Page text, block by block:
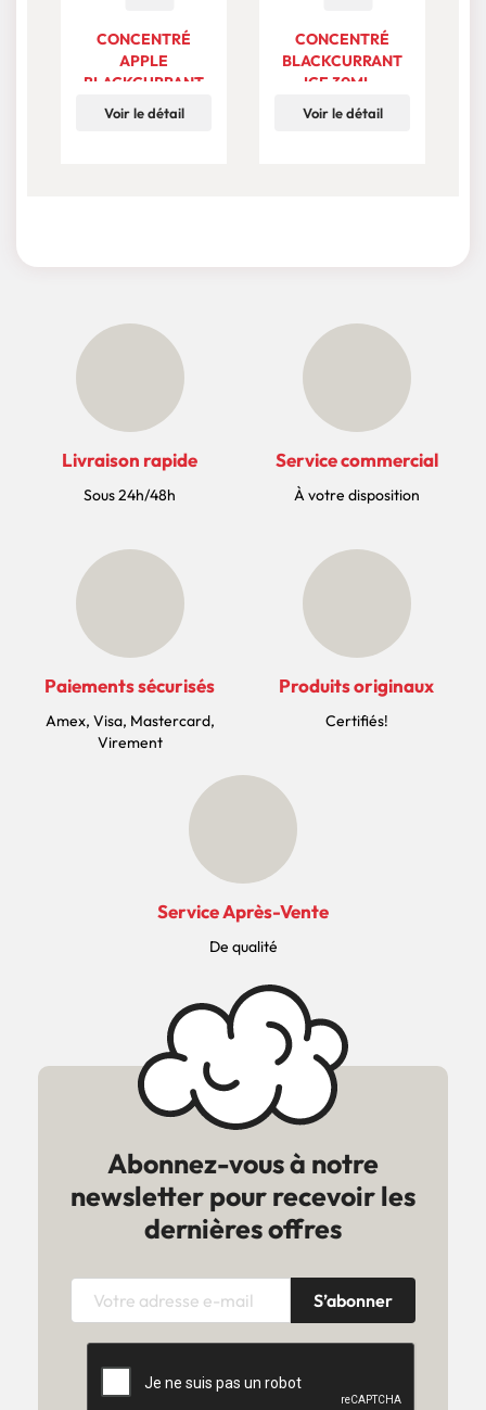
CONCENTRÉ
APPLE
BLACKCURRANT
30ML - EMPIRE
Voir le détail
CONCENTRÉ
BLACKCURRANT
ICE 30ML -
EMPIRE BREW
Voir le détail
Livraison rapide
Sous 24h/48h
Service commercial
À votre disposition
Paiements sécurisés
Amex, Visa, Mastercard,
Virement
Produits originaux
Certifiés!
Service Après-Vente
De qualité
Abonnez-vous à notre
newsletter pour recevoir les
dernières offres